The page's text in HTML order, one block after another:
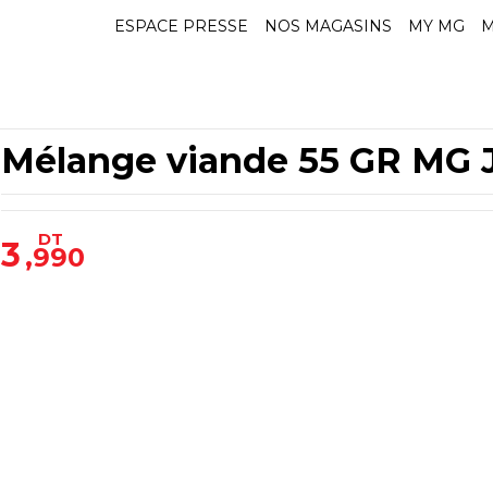
ESPACE PRESSE NOS MAGASINS MY MG
Mélange viande 55 GR MG
3 ,990
DT